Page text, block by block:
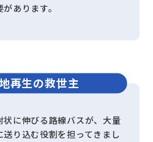
あります。
再生の救世主
に伸びる路線バスが、大量
り込む役割を担ってきまし